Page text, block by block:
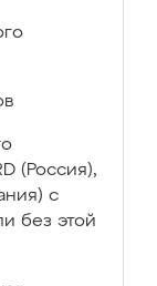
(Россия),
с
без этой